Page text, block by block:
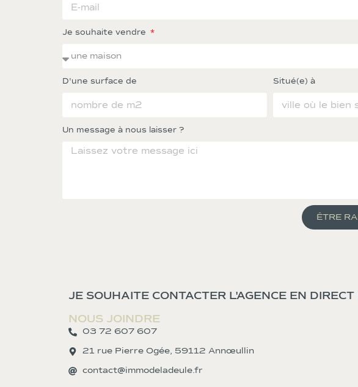
Je souhaite vendre
D'une surface de Situé(e) à
Un message à nous laisser ?
ÊTRE
JE SOUHAITE CONTACTER L'AGENCE EN
NOUS JOINDRE
03 72 607 607
21 rue Pierre Ogée, 59112 Annœullin
contact@immodeladeule.fr